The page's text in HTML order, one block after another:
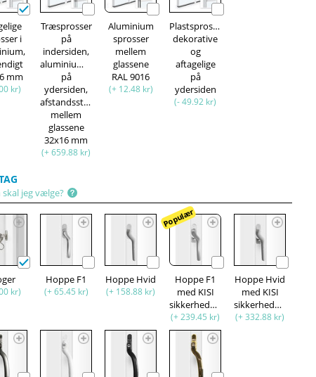
i
mm
kr)
Træsprosser
på
indersiden,
aluminiumsprosser
på
ydersiden,
afstandsstykke
mellem
glassene
32x16 mm
(+ 659.88 kr)
Aluminium
sprosser
mellem
glassene
RAL 9016
(+ 12.48 kr)
Plastsprosser,
dekorative
og
aftagelige
på
ydersiden
(- 49.92 kr)
jeg vælge?
kr)
Hoppe F1
(+ 65.45 kr)
Hoppe Hvid
(+ 158.88 kr)
Populær
Hoppe F1
med KISI
sikkerhedsfunktion
(+ 239.45 kr)
Hoppe Hvid
med KISI
sikkerhedsfunktion
(+ 332.88 kr)